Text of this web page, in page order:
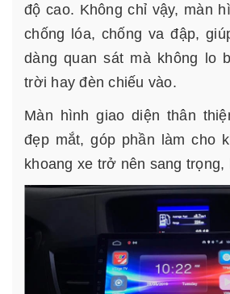
độ cao. Không chỉ vậy, màn
chống lóa, chống va đập,
dàng quan sát mà không lo
trời hay đèn chiếu vào.
Màn hình giao diện thân
đẹp mắt, góp phần làm cho
khoang xe trở nên sang trọng,